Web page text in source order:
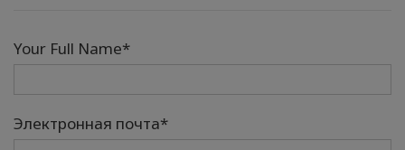
Your Full Name*
Электронная почта*